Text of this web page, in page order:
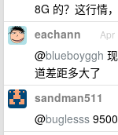
8G 的？这行情
eachann Apr
@blueboyggh
道差距多大了
sandman511
@buglesss 9500